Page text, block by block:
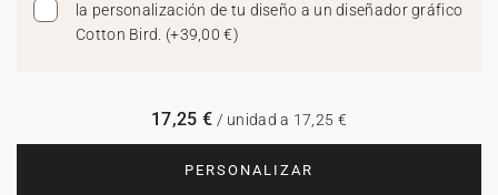
la personalización de tu diseño a un diseñador gráfico
Cotton Bird. (+39,00 €)
PERSONALIZAR
17,25 € / unidad a 17,25 €